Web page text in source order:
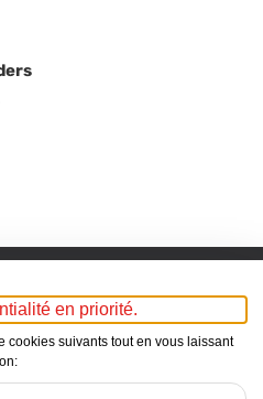
Post
Fev-Mars 2014
en priorité.
cookies suivants tout en vous laissant